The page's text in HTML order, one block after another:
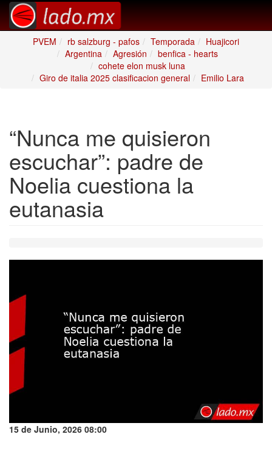
PVEM rb salzburg - pafos Temporada
Huajicori
Argentina
Agresión
benfica - hearts
cohete elon musk luna
Giro de italia 2025 clasificacion general
Emilio Lara
“Nunca me quisieron
escuchar”: padre de
Noelia cuestiona la
eutanasia
15 de Junio, 2026 08:00